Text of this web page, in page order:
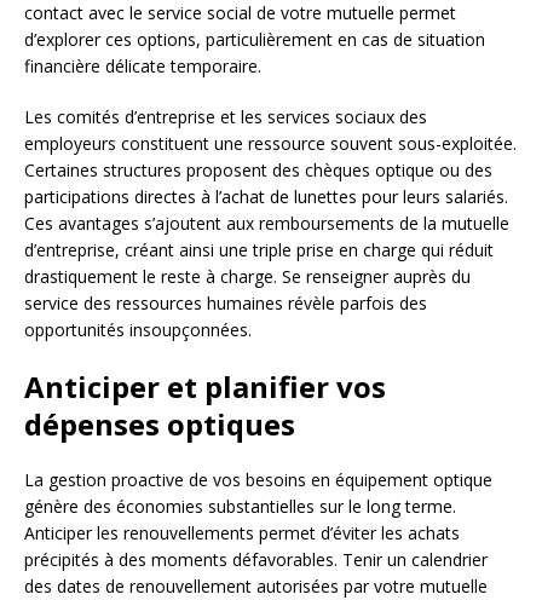
contact avec le service social de votre mutuelle permet
d’explorer ces options, particulièrement en cas de situation
financière délicate temporaire.
Les comités d’entreprise et les services sociaux des
employeurs constituent une ressource souvent sous-exploitée.
Certaines structures proposent des chèques optique ou des
participations directes à l’achat de lunettes pour leurs salariés.
Ces avantages s’ajoutent aux remboursements de la mutuelle
d’entreprise, créant ainsi une triple prise en charge qui réduit
drastiquement le reste à charge. Se renseigner auprès du
service des ressources humaines révèle parfois des
opportunités insoupçonnées.
Anticiper et planifier vos
dépenses optiques
La gestion proactive de vos besoins en équipement optique
génère des économies substantielles sur le long terme.
Anticiper les renouvellements permet d’éviter les achats
précipités à des moments défavorables. Tenir un calendrier
des dates de renouvellement autorisées par votre mutuelle